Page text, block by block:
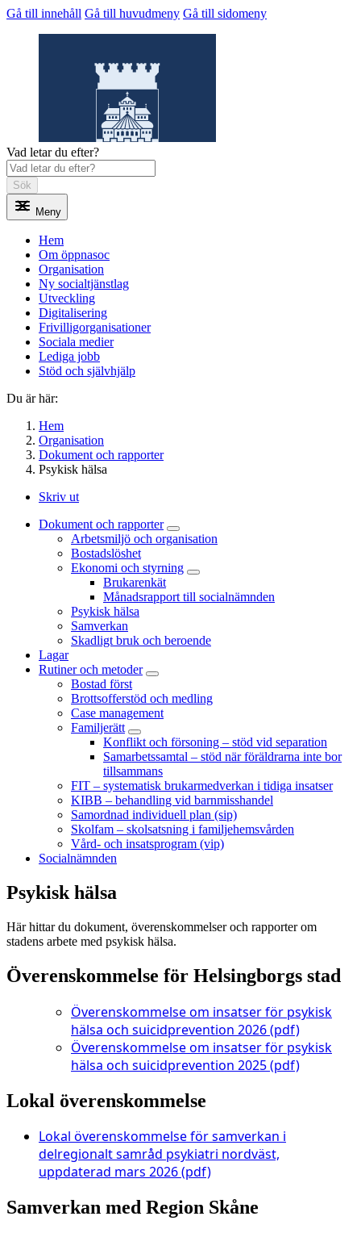
Gå till innehåll Gå till huvudmeny Gå till sidomeny
Öppnasoc
Vad letar du efter?
Sök
Meny
Hem
Om öppnasoc
Organisation
Ny socialtjänstlag
Utveckling
Digitalisering
Frivilligorganisationer
Sociala medier
Lediga jobb
Stöd och självhjälp
Du är här:
Hem
Organisation
Dokument och rapporter
Psykisk hälsa
Skriv ut
Dokument och rapporter
Arbetsmiljö och organisation
Bostadslöshet
Ekonomi och styrning
Brukarenkät
Månadsrapport till socialnämnden
Psykisk hälsa
Samverkan
Skadligt bruk och beroende
Lagar
Rutiner och metoder
Bostad först
Brottsofferstöd och medling
Case management
Familjerätt
Konflikt och försoning – stöd vid separation
Samarbetssamtal – stöd när föräldrarna inte bor
tillsammans
FIT – systematisk brukarmedverkan i tidiga insatser
KIBB – behandling vid barnmisshandel
Samordnad individuell plan (sip)
Skolfam – skolsatsning i familjehemsvården
Vård- och insatsprogram (vip)
Socialnämnden
Psykisk hälsa
Här hittar du dokument, överenskommelser och rapporter om
stadens arbete med psykisk hälsa.
Överenskommelse för Helsingborgs stad
Överenskommelse om insatser för psykisk
hälsa och suicidprevention 2026 (pdf)
Överenskommelse om insatser för psykisk
hälsa och suicidprevention 2025 (pdf)
Lokal överenskommelse
Lokal överenskommelse för samverkan i
delregionalt samråd psykiatri nordväst,
uppdaterad mars 2026 (pdf)
Samverkan med Region Skåne